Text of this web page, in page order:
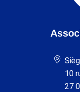
10
27